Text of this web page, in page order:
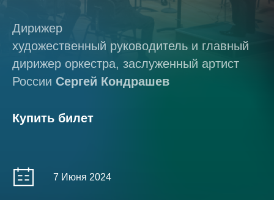
Дирижер
художественный руководитель и главный
дирижер оркестра, заслуженный артист
России Сергей Кондрашев
Купить билет
7 Июня 2024